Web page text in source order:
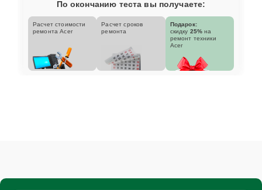
По окончанию теста вы получаете:
Расчет стоимости
ремонта Acer
Расчет сроков
ремонта
Подарок:
скидку 25% на
ремонт техники
Acer